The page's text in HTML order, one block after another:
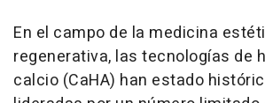
En el campo de la medicina
regenerativa, las tecnologías de
calcio (CaHA) han estado